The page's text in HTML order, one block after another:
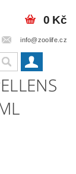
info@zoolife.cz
0 Kč